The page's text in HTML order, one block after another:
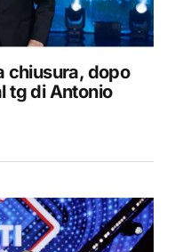
chiusura, dopo
tg di Antonio